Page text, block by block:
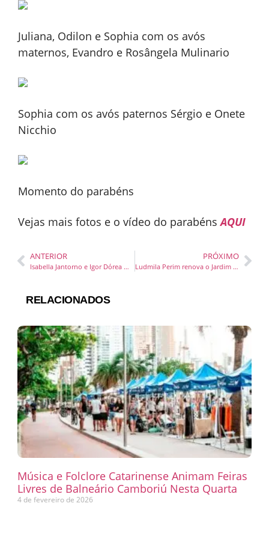
Juliana, Odilon e Sophia com os avós
maternos, Evandro e Rosângela Mulinario
Sophia com os avós paternos Sérgio e Onete
Nicchio
Momento do parabéns
Vejas mais fotos e o vídeo do parabénsAQUI
ANTERIOR
Isabella Jantorno e Igor Dórea Wilken se unem em cerimônia familiar e muito especial
PRÓXIMO
Ludmila Perim renova o Jardim Secreto e o transforma em Vila Iza
RELACIONADOS
Música e Folclore Catarinense Animam Feiras
Livres de Balneário Camboriú Nesta Quarta
4 de fevereiro de 2026